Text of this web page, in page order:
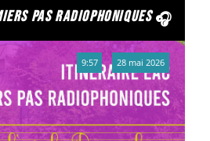
pas radiophoniques
9:57 28 mai 2026